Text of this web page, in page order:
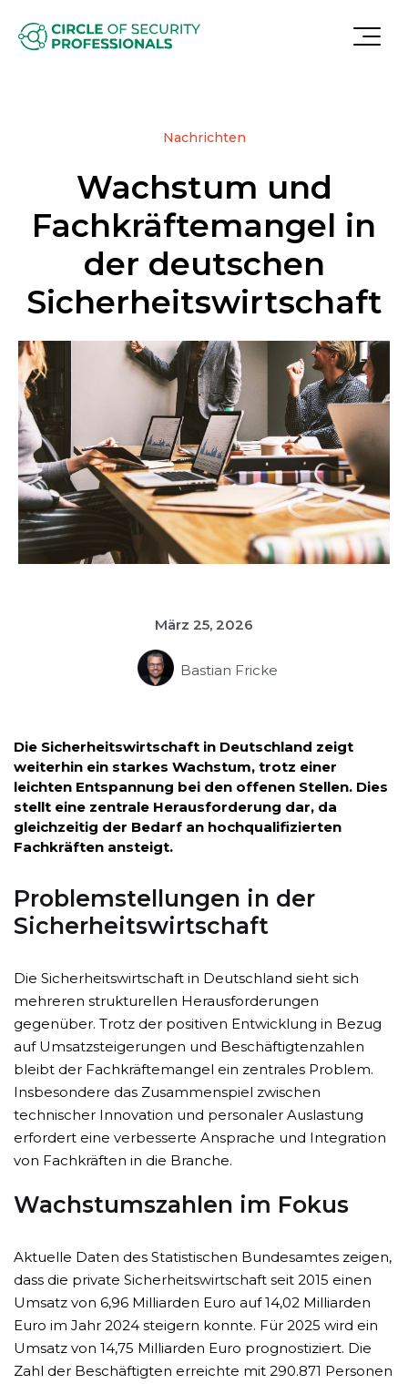
Nachrichten
Wachstum und
Fachkräftemangel in
der deutschen
Sicherheitswirtschaft
März 25, 2026
Bastian Fricke
Die Sicherheitswirtschaft in Deutschland zeigt
weiterhin ein starkes Wachstum, trotz einer
leichten Entspannung bei den offenen Stellen. Dies
stellt eine zentrale Herausforderung dar, da
gleichzeitig der Bedarf an hochqualifizierten
Fachkräften ansteigt.
Problemstellungen in der
Sicherheitswirtschaft
Die Sicherheitswirtschaft in Deutschland sieht sich
mehreren strukturellen Herausforderungen
gegenüber. Trotz der positiven Entwicklung in Bezug
auf Umsatzsteigerungen und Beschäftigtenzahlen
bleibt der Fachkräftemangel ein zentrales Problem.
Insbesondere das Zusammenspiel zwischen
technischer Innovation und personaler Auslastung
erfordert eine verbesserte Ansprache und Integration
von Fachkräften in die Branche.
Wachstumszahlen im Fokus
Aktuelle Daten des Statistischen Bundesamtes zeigen,
dass die private Sicherheitswirtschaft seit 2015 einen
Umsatz von 6,96 Milliarden Euro auf 14,02 Milliarden
Euro im Jahr 2024 steigern konnte. Für 2025 wird ein
Umsatz von 14,75 Milliarden Euro prognostiziert. Die
Zahl der Beschäftigten erreichte mit 290.871 Personen